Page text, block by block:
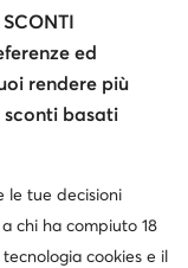
(IT)
ed
rendere più
sconti basati
le tue decisioni
chi ha compiuto 18
cookies e il